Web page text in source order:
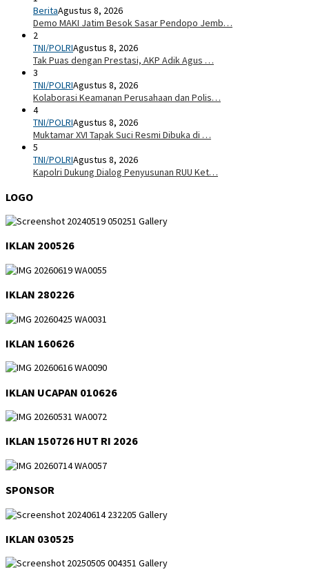
BeritaAgustus 8, 2026
Demo MAKI Jatim Besok Sasar Pendopo Jemb…
2
TNI/POLRIAgustus 8, 2026
Tak Puas dengan Prestasi, AKP Adik Agus …
3
TNI/POLRIAgustus 8, 2026
Kolaborasi Keamanan Perusahaan dan Polis…
4
TNI/POLRIAgustus 8, 2026
Muktamar XVI Tapak Suci Resmi Dibuka di …
5
TNI/POLRIAgustus 8, 2026
Kapolri Dukung Dialog Penyusunan RUU Ket…
LOGO
IKLAN 200526
IKLAN 280226
IKLAN 160626
IKLAN UCAPAN 010626
IKLAN 150726 HUT RI 2026
SPONSOR
IKLAN 030525